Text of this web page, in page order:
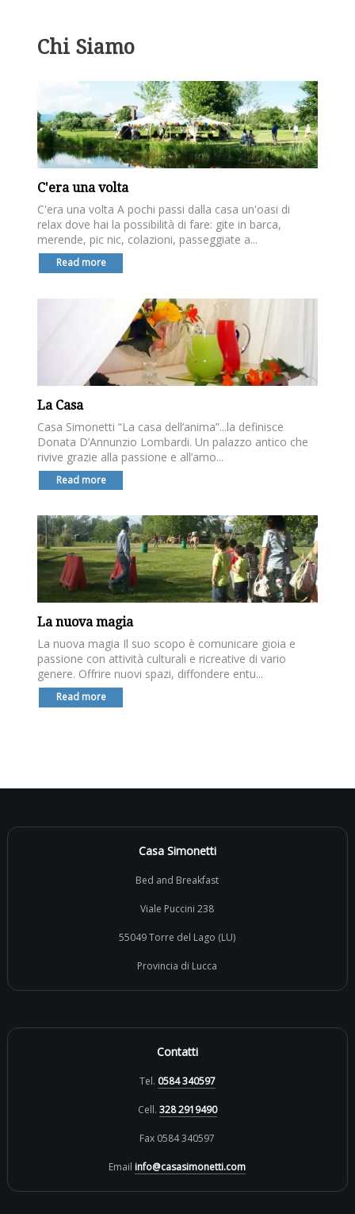
Chi Siamo
C'era una volta
C'era una volta A pochi passi dalla casa un'oasi di
relax dove hai la possibilità di fare: gite in barca,
merende, pic nic, colazioni, passeggiate a...
Read more
La Casa
Casa Simonetti “La casa dell’anima”...la definisce
Donata D’Annunzio Lombardi. Un palazzo antico che
rivive grazie alla passione e all’amo...
Read more
La nuova magia
La nuova magia Il suo scopo è comunicare gioia e
passione con attività culturali e ricreative di vario
genere. Offrire nuovi spazi, diffondere entu...
Read more
Casa Simonetti
Bed and Breakfast
Viale Puccini 238
55049 Torre del Lago (LU)
Provincia di Lucca
Contatti
Tel. 0584 340597
Cell. 328 2919490
Fax 0584 340597
Email info@casasimonetti.com